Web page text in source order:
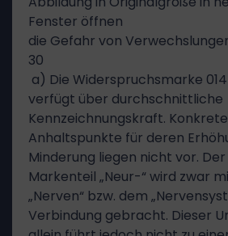
Fenster öffnen
die Gefahr von
30
a) Die Widerspruchsmarke 014
verfügt über durchschnittliche
Kennzeichnungskraft. Konkrete
Anhaltspunkte für deren
Minderung liegen nicht vor. Der
Markenteil „Neur-“ wird zwar
„Nerven“ bzw. dem
Verbindung gebracht. Dieser